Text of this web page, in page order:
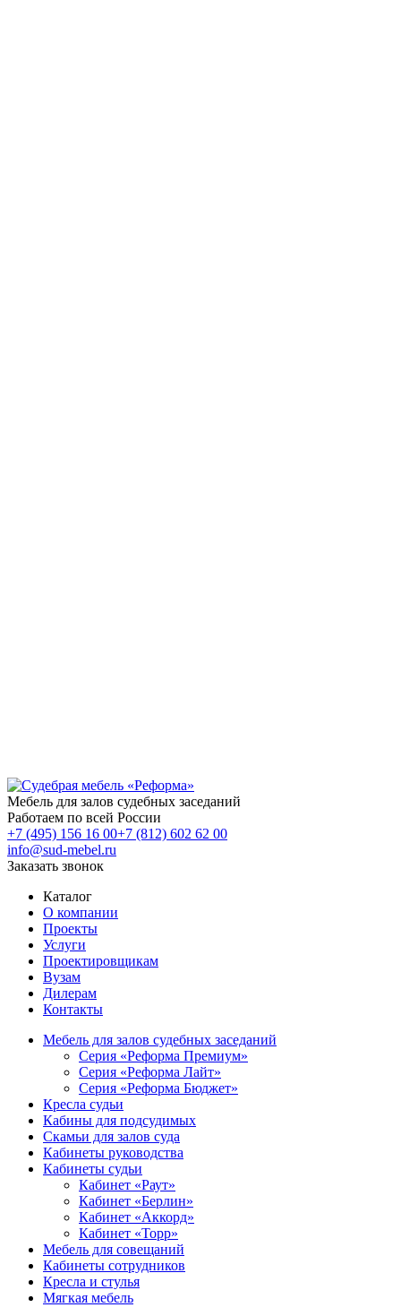
Мебель для залов судебных заседаний
Работаем по всей России
+7 (495) 156 16 00+7 (812) 602 62 00
info@sud-mebel.ru
Заказать звонок
Каталог
О компании
Проекты
Услуги
Проектировщикам
Вузам
Дилерам
Контакты
Мебель для залов судебных заседаний
Серия «Реформа Премиум»
Серия «Реформа Лайт»
Серия «Реформа Бюджет»
Кресла судьи
Кабины для подсудимых
Скамьи для залов суда
Кабинеты руководства
Кабинеты судьи
Кабинет «Раут»
Кабинет «Берлин»
Кабинет «Аккорд»
Кабинет «Торр»
Мебель для совещаний
Кабинеты сотрудников
Кресла и стулья
Мягкая мебель